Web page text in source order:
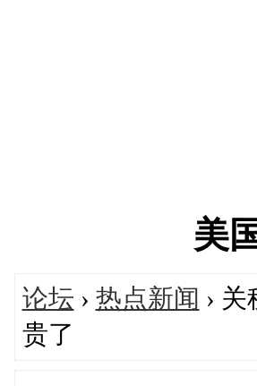
美
论坛 › 热点新闻 ›
贵了